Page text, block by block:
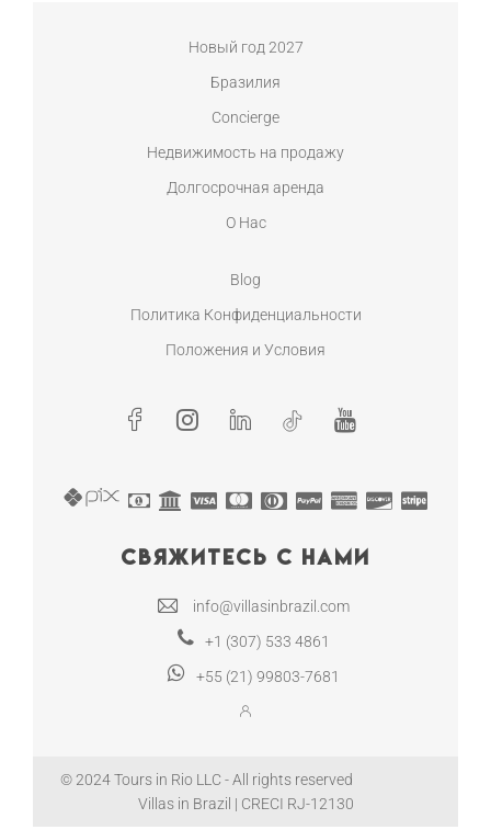
Новый год 2027
Бразилия
Concierge
Недвижимость на продажу
Долгосрочная аренда
О Нас
Blog
Политика Конфиденциальности
Положения и Условия
Свяжитесь с нами
info@villasinbrazil.com
+1 (307) 533 4861
+55 (21) 99803-7681
© 2024 Tours in Rio LLC - All rights reserved
Villas in Brazil | CRECI RJ-12130